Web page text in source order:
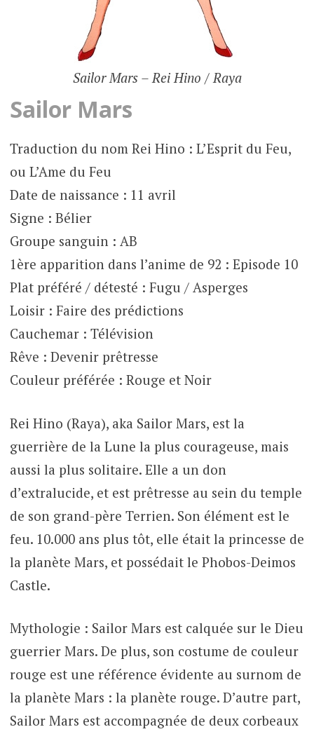
Sailor Mars – Rei Hino / Raya
Sailor Mars
Traduction du nom Rei Hino : L’Esprit du Feu,
ou L’Ame du Feu
Date de naissance : 11 avril
Signe : Bélier
Groupe sanguin : AB
1ère apparition dans l’anime de 92 : Episode 10
Plat préféré / détesté : Fugu / Asperges
Loisir : Faire des prédictions
Cauchemar : Télévision
Rêve : Devenir prêtresse
Couleur préférée : Rouge et Noir
Rei Hino (Raya), aka Sailor Mars, est la
guerrière de la Lune la plus courageuse, mais
aussi la plus solitaire. Elle a un don
d’extralucide, et est prêtresse au sein du temple
de son grand-père Terrien. Son élément est le
feu. 10.000 ans plus tôt, elle était la princesse de
la planète Mars, et possédait le Phobos-Deimos
Castle.
Mythologie : Sailor Mars est calquée sur le Dieu
guerrier Mars. De plus, son costume de couleur
rouge est une référence évidente au surnom de
la planète Mars : la planète rouge. D’autre part,
Sailor Mars est accompagnée de deux corbeaux